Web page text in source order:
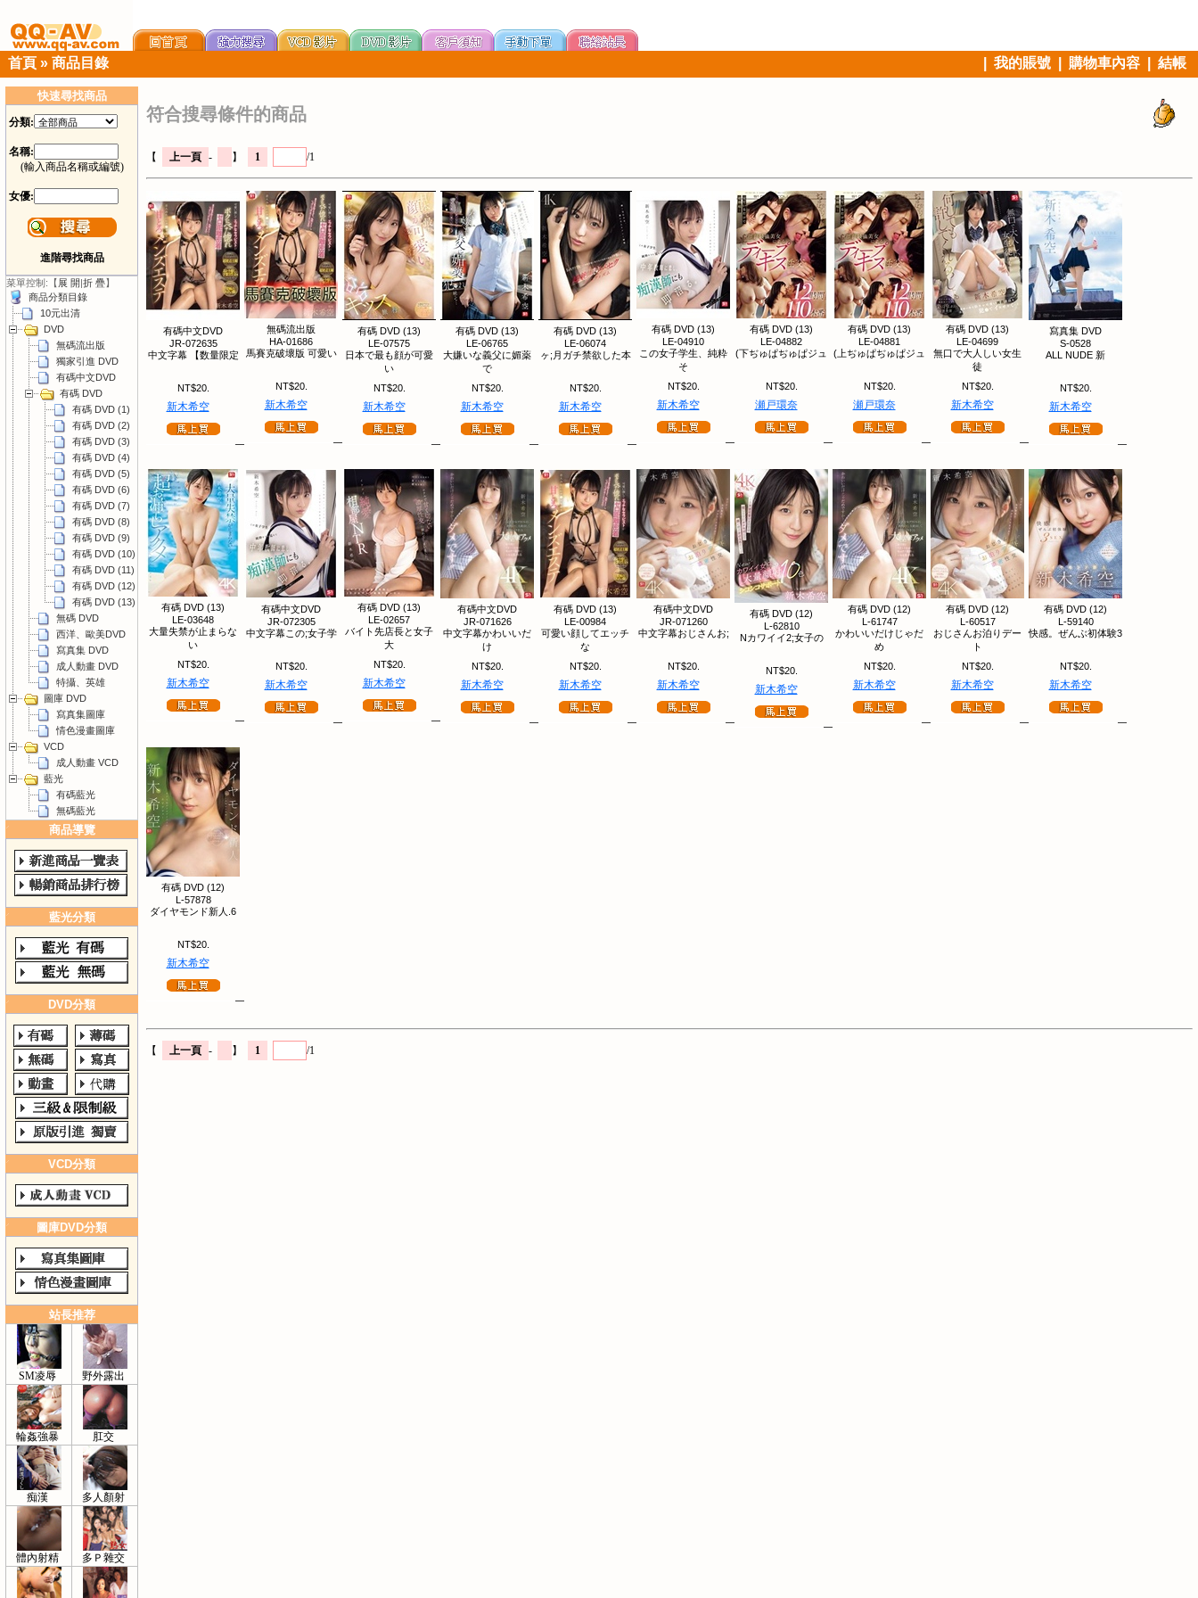
首頁 » 商品目錄 我的賬號 購物車內容 結帳
快速尋找商品
分類:
名稱:
(輸入商品名稱或編號)
女優:
進階尋找商品
菜單控制:【展 開|折 疊】
商品分類目錄
10元出清
DVD
無碼流出版
獨家引進 DVD
有碼中文DVD
有碼 DVD
有碼 DVD (1)
有碼 DVD (2)
有碼 DVD (3)
有碼 DVD (4)
有碼 DVD (5)
有碼 DVD (6)
有碼 DVD (7)
有碼 DVD (8)
有碼 DVD (9)
有碼 DVD (10)
有碼 DVD (11)
有碼 DVD (12)
有碼 DVD (13)
無碼 DVD
西洋、歐美DVD
寫真集 DVD
成人動畫 DVD
特攝、英雄
圖庫 DVD
寫真集圖庫
情色漫畫圖庫
VCD
成人動畫 VCD
藍光
有碼藍光
無碼藍光
商品導覽
藍光分類
DVD分類
VCD分類
圖庫DVD分類
站長推荐
SM凌辱 野外露出
輪姦強暴 肛交
痴漢 多人顏射
體內射精 多Ｐ雜交
符合搜尋條件的商品
【 上一頁 - 】 1 /1
有碼中文DVD
JR-072635
中文字幕 【数量限定
NT$20.
新木希空
無碼流出版
HA-01686
馬賽克破壞版 可愛い
NT$20.
新木希空
有碼 DVD (13)
LE-07575
日本で最も顔が可愛
い
NT$20.
新木希空
有碼 DVD (13)
LE-06765
大嫌いな義父に媚薬
で
NT$20.
新木希空
有碼 DVD (13)
LE-06074
ヶ;月ガチ禁欲した本
NT$20.
新木希空
有碼 DVD (13)
LE-04910
この女子学生、純粋
そ
NT$20.
新木希空
有碼 DVD (13)
LE-04882
(下ぢゅぱぢゅぱジュ
NT$20.
瀬戸環奈
有碼 DVD (13)
LE-04881
(上ぢゅぱぢゅぱジュ
NT$20.
瀬戸環奈
有碼 DVD (13)
LE-04699
無口で大人しい女生
徒
NT$20.
新木希空
寫真集 DVD
S-0528
ALL NUDE 新
NT$20.
新木希空
有碼 DVD (13)
LE-03648
大量失禁が止まらな
い
NT$20.
新木希空
有碼中文DVD
JR-072305
中文字幕この;女子学
NT$20.
新木希空
有碼 DVD (13)
LE-02657
バイト先店長と女子
大
NT$20.
新木希空
有碼中文DVD
JR-071626
中文字幕かわいいだ
け
NT$20.
新木希空
有碼 DVD (13)
LE-00984
可愛い顔してエッチ
な
NT$20.
新木希空
有碼中文DVD
JR-071260
中文字幕おじさんお;
NT$20.
新木希空
有碼 DVD (12)
L-62810
Nカワイイ2;女子の
NT$20.
新木希空
有碼 DVD (12)
L-61747
かわいいだけじゃだ
め
NT$20.
新木希空
有碼 DVD (12)
L-60517
おじさんお泊りデー
ト
NT$20.
新木希空
有碼 DVD (12)
L-59140
快感。ぜんぶ初体験3
NT$20.
新木希空
有碼 DVD (12)
L-57878
ダイヤモンド新人.6
NT$20.
新木希空
【 上一頁 - 】 1 /1